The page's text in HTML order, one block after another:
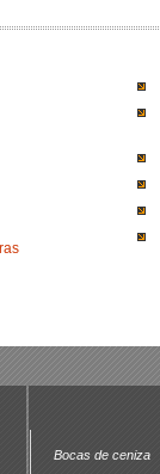
Bocas de ceniza